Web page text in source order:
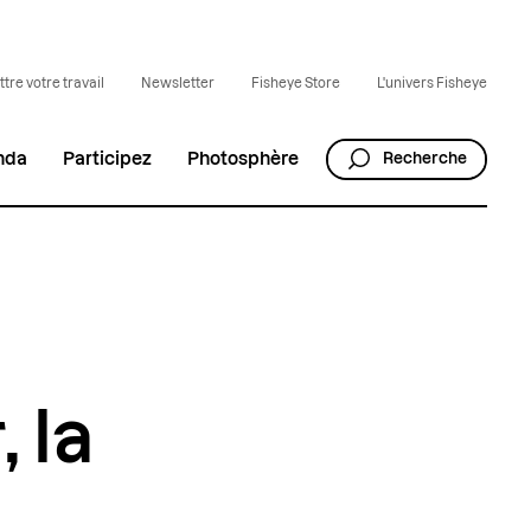
votre travail Newsletter Fisheye Store L'univers Fisheye
Participez Photosphère Recherche
la